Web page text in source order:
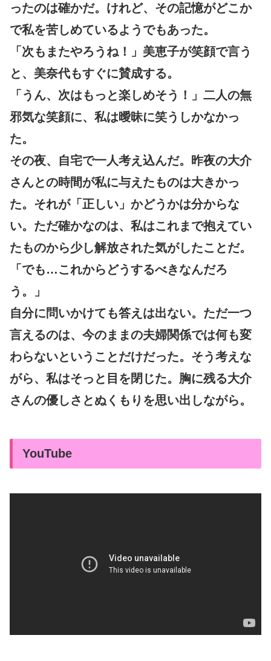
ったのは確かだ。けれど、その記憶がどこか
で私を苦しめているようでもあった。
「次もまたやろうね！」美恵子が笑顔で言う
と、美奈代もすぐに賛成する。
「うん、次はもっと楽しめそう！」二人の無
邪気な笑顔に、私は曖昧に笑うしかなかっ
た。
その夜、自宅で一人考え込んだ。昨夜の大介
さんとの時間が私に与えたものは大きかっ
た。それが「正しい」かどうかは分からな
い。ただ確かなのは、私はこれまで抱えてい
たものから少し解放された気がしたことだ。
「でも…これからどうするべきなんだろ
う。」
自分に問いかけても答えは出ない。ただ一つ
言えるのは、今のままの夫婦関係では何も変
わらないということだけだった。そう考えな
がら、私はそっと目を閉じた。胸に残る大介
さんの優しさとぬくもりを思い出しながら。
YouTube